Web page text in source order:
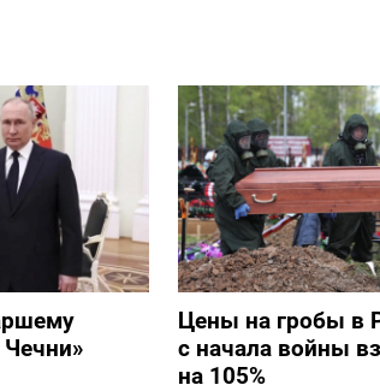
Цены на гробы в
с начала войны
на 105%